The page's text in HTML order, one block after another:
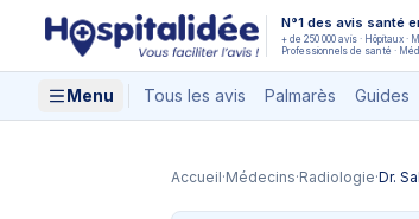
Aller au contenu principal N°1 des avis santé
+ de 250 000 avis · Hôpitaux ·
Professionnels de santé ·
Menu Tous les avis Palmarès Guides
Accueil·Médecins·Radiologie·Dr.